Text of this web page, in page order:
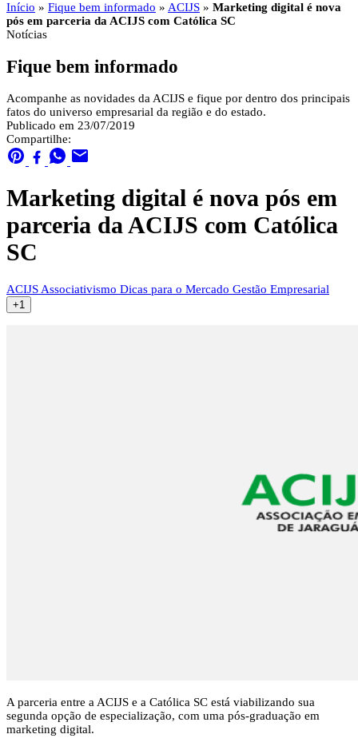
Início » Fique bem informado » ACIJS » Marketing digital é nova
pós em parceria da ACIJS com Católica SC
Notícias
Fique bem informado
Acompanhe as novidades da ACIJS e fique por dentro dos principais
fatos do universo empresarial da região e do estado.
Publicado em 23/07/2019
Compartilhe:
Marketing digital é nova pós em
parceria da ACIJS com Católica
SC
ACIJS Associativismo Dicas para o Mercado Gestão Empresarial
+1
A parceria entre a ACIJS e a Católica SC está viabilizando sua
segunda opção de especialização, com uma pós-graduação em
marketing digital.